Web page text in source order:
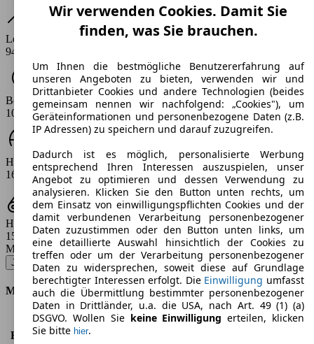
Leistung
94 PS
Beschleunigung (0-100 km/h)
10.1 s
Höchstgeschwindigkeit (km/h)
166 km/h
Hubraum
1598 ccm
Modellbezeichnung:
Juke 1.6 Hybrid 4AMT Acenta - 69 KW (94 PS) (Seit 2024/06)
Motor & Leistung
KW (PS)
69 kW (94 PS)
Beschleunigung (0-100 km/h)
Wir verwenden Cookies. Damit Sie
finden, was Sie brauchen.
Um Ihnen die bestmögliche Benutzererfahrung auf
unseren Angeboten zu bieten, verwenden wir und
Drittanbieter Cookies und andere Technologien (beides
gemeinsam nennen wir nachfolgend: „Cookies"), um
Geräteinformationen und personenbezogene Daten (z.B.
IP Adressen) zu speichern und darauf zuzugreifen.
Dadurch ist es möglich, personalisierte Werbung
entsprechend Ihren Interessen auszuspielen, unser
Angebot zu optimieren und dessen Verwendung zu
analysieren. Klicken Sie den Button unten rechts, um
dem Einsatz von einwilligungspflichten Cookies und der
damit verbundenen Verarbeitung personenbezogener
Daten zuzustimmen oder den Button unten links, um
eine detaillierte Auswahl hinsichtlich der Cookies zu
treffen oder um der Verarbeitung personenbezogener
Daten zu widersprechen, soweit diese auf Grundlage
berechtigter Interessen erfolgt. Die Einwilligung umfasst
auch die Übermittlung bestimmter personenbezogener
Daten in Drittländer, u.a. die USA, nach Art. 49 (1) (a)
DSGVO. Wollen Sie keine Einwilligung erteilen, klicken
Sie bitte hier.